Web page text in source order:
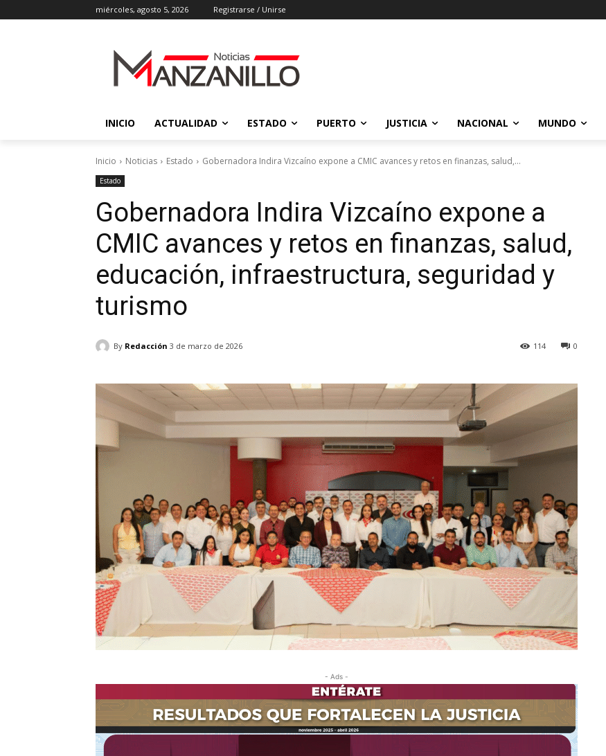
miércoles, agosto 5, 2026 Registrarse / Unirse
INICIO ACTUALIDAD ESTADO PUERTO JUSTICIA NACIONAL MUNDO
Inicio Noticias Estado Gobernadora Indira Vizcaíno expone a CMIC avances y retos en finanzas, salud,...
Estado
Gobernadora Indira Vizcaíno expone a
CMIC avances y retos en finanzas, salud,
educación, infraestructura, seguridad y
turismo
By Redacción 3 de marzo de 2026 0
114
- Ads -